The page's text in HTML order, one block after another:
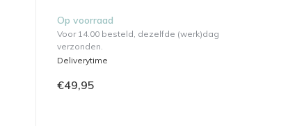
Op voorraad
Voor 14.00 besteld, dezelfde (werk)dag
verzonden.
Deliverytime
€49,95